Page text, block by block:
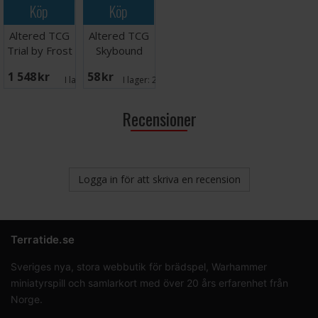
Köp
Altered TCG
Trial by Frost
1 548 SEK I lager:1
Köp
Altered TCG
Skybound
Booster
58 SEK I lager:20+
Recensioner
Logga in för att skriva en recension
Terratide.se
Sveriges nya, stora webbutik för brädspel, Warhammer
miniatyrspill och samlarkort med över 20 års erfarenhet från
Norge.